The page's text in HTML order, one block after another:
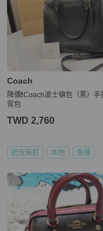
Coach
降價❗️Coach波士頓包（黑）
背包
TWD 2,760
狀況良好 本地 免運